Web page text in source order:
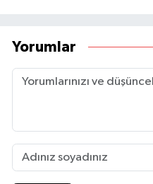
Yorumlar